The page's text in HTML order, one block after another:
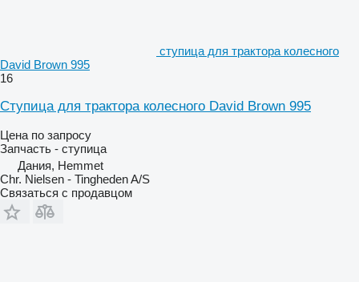
ступица для трактора колесного
David Brown 995
16
Ступица для трактора колесного David Brown 995
Цена по запросу
Запчасть - ступица
Дания, Hemmet
Chr. Nielsen - Tingheden A/S
Связаться с продавцом